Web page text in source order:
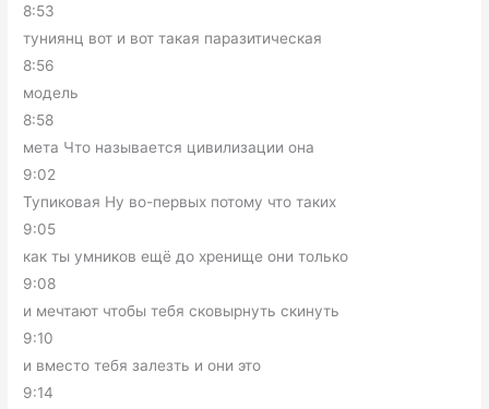
8:53
туниянц вот и вот такая паразитическая
8:56
модель
8:58
мета Что называется цивилизации она
9:02
Тупиковая Ну во-первых потому что таких
9:05
как ты умников ещё до хренище они только
9:08
и мечтают чтобы тебя сковырнуть скинуть
9:10
и вместо тебя залезть и они это
9:14